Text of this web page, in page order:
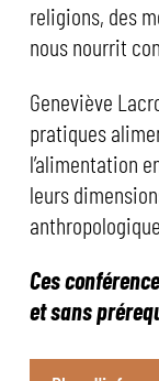
religions, des
nous nourrit
Geneviève
pratiques
l’alimentation
leurs
Ces
et sans